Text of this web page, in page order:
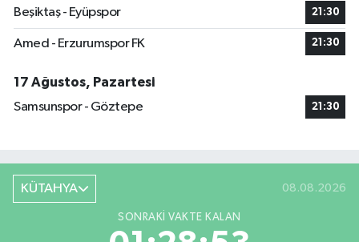
Beşiktaş - Eyüpspor 21:30
Amed - Erzurumspor FK 21:30
17 Ağustos, Pazartesi
Samsunspor - Göztepe
21:30
KÜTAHYA 08.08.2026
SONRAKI VAKTE KALAN